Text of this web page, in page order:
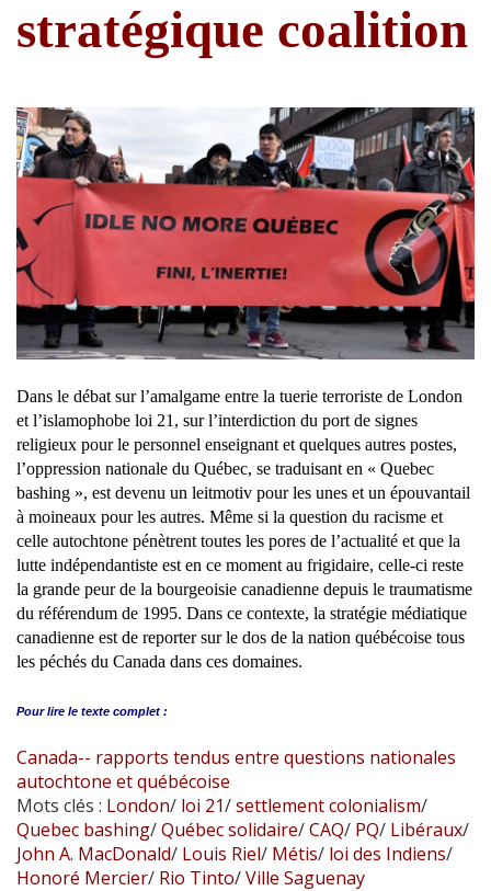
stratégique coalition
Dans le débat sur l’amalgame entre la tuerie terroriste de London
et l’islamophobe loi 21, sur l’interdiction du port de signes
religieux pour le personnel enseignant et quelques autres postes,
l’oppression nationale du Québec, se traduisant en « Quebec
bashing », est devenu un leitmotiv pour les unes et un épouvantail
à moineaux pour les autres. Même si la question du racisme et
celle autochtone pénètrent toutes les pores de l’actualité et que la
lutte indépendantiste est en ce moment au frigidaire, celle-ci reste
la grande peur de la bourgeoisie canadienne depuis le traumatisme
du référendum de 1995. Dans ce contexte, la stratégie médiatique
canadienne est de reporter sur le dos de la nation québécoise tous
les péchés du Canada dans ces domaines.
Pour lire le texte complet :
Canada-- rapports tendus entre questions nationales
autochtone et québécoise
Mots clés : London/ loi 21/settlement colonialism/
Quebec bashing/Québec solidaire/CAQ/ PQ/ Libéraux/
John A. MacDonald/ Louis Riel/ Métis/ loi des Indiens/
Honoré Mercier/ Rio Tinto/Ville Saguenay